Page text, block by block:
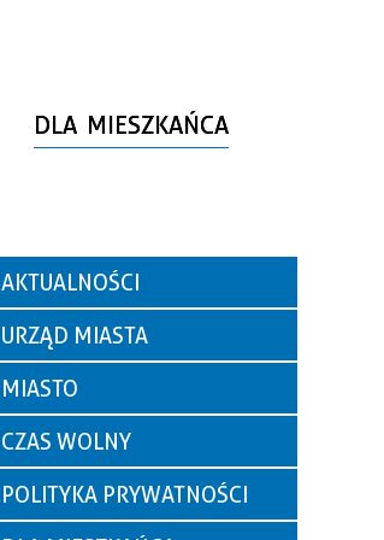
DLA MIESZKAŃCA
AKTUALNOŚCI
URZĄD MIASTA
MIASTO
CZAS WOLNY
POLITYKA PRYWATNOŚCI